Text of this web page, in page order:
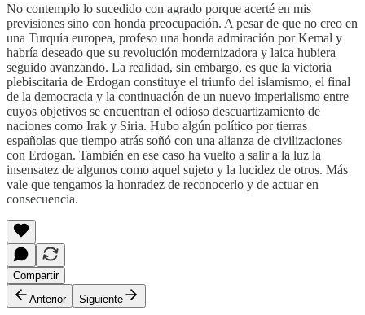
No contemplo lo sucedido con agrado porque acerté en mis
previsiones sino con honda preocupación. A pesar de que no creo en
una Turquía europea, profeso una honda admiración por Kemal y
habría deseado que su revolución modernizadora y laica hubiera
seguido avanzando. La realidad, sin embargo, es que la victoria
plebiscitaria de Erdogan constituye el triunfo del islamismo, el final
de la democracia y la continuación de un nuevo imperialismo entre
cuyos objetivos se encuentran el odioso descuartizamiento de
naciones como Irak y Siria. Hubo algún político por tierras
españolas que tiempo atrás soñó con una alianza de civilizaciones
con Erdogan. También en ese caso ha vuelto a salir a la luz la
insensatez de algunos como aquel sujeto y la lucidez de otros. Más
vale que tengamos la honradez de reconocerlo y de actuar en
consecuencia.
Compartir
Anterior
Siguiente